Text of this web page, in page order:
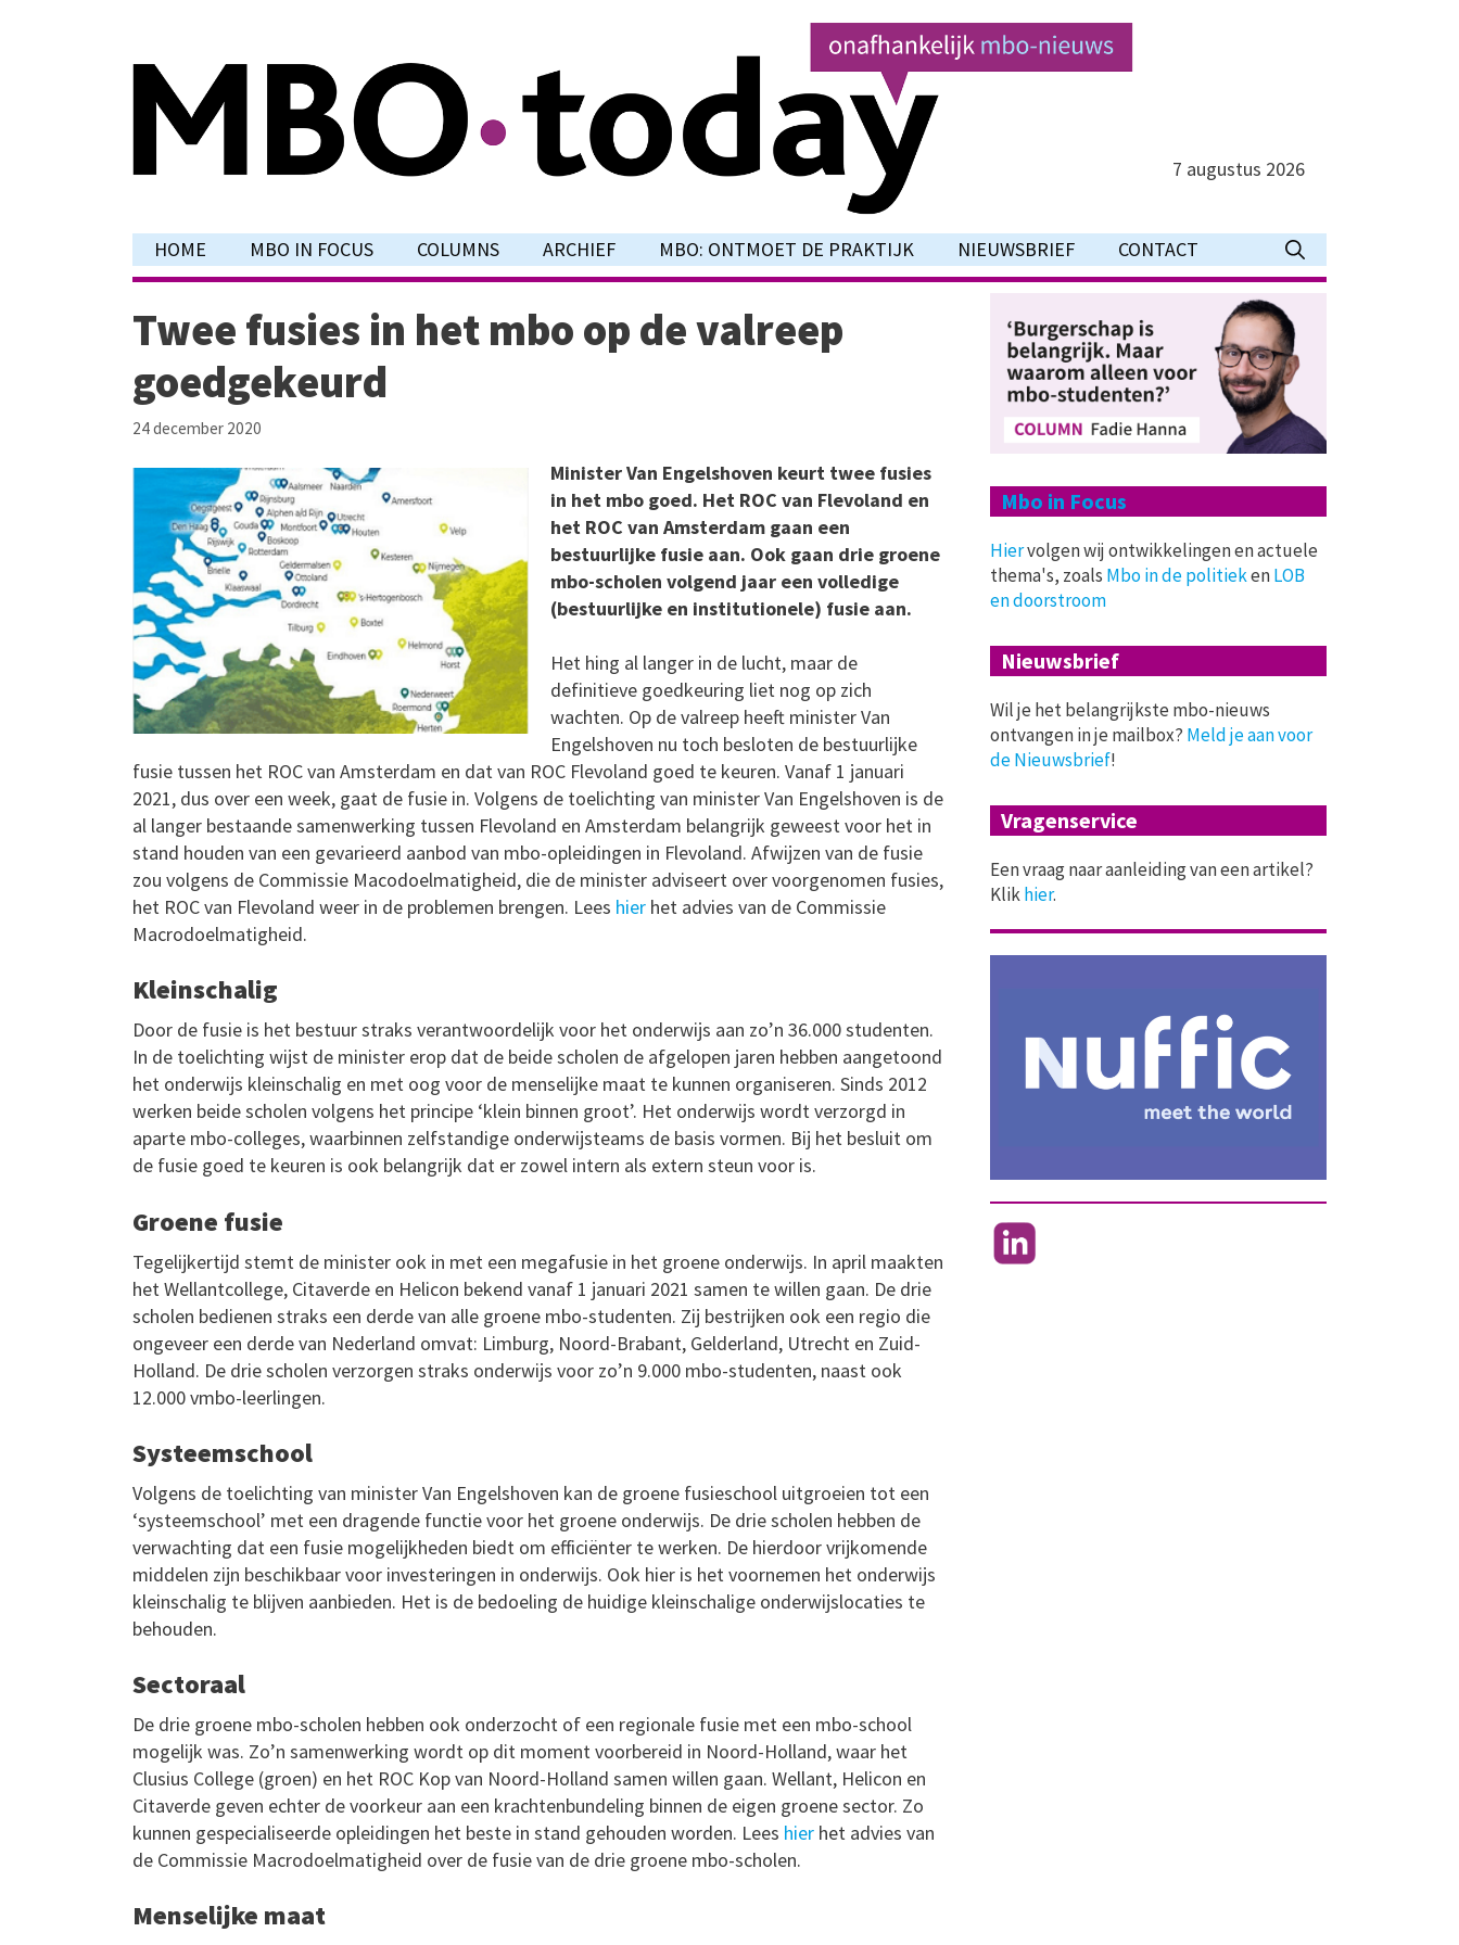
7 augustus 2026
HOME MBO IN FOCUS COLUMNS ARCHIEF MBO: ONTMOET DE PRAKTIJK NIEUWSBRIEF CONTACT
Twee fusies in het mbo op de valreep
goedgekeurd
24 december 2020
Minister Van Engelshoven keurt twee fusies
in het mbo goed. Het ROC van Flevoland en
het ROC van Amsterdam gaan een
bestuurlijke fusie aan. Ook gaan drie groene
mbo-scholen volgend jaar een volledige
(bestuurlijke en institutionele) fusie aan.
Het hing al langer in de lucht, maar de
definitieve goedkeuring liet nog op zich
wachten. Op de valreep heeft minister Van
Engelshoven nu toch besloten de bestuurlijke
fusie tussen het ROC van Amsterdam en dat van ROC Flevoland goed te keuren. Vanaf 1 januari
2021, dus over een week, gaat de fusie in. Volgens de toelichting van minister Van Engelshoven is de
al langer bestaande samenwerking tussen Flevoland en Amsterdam belangrijk geweest voor het in
stand houden van een gevarieerd aanbod van mbo-opleidingen in Flevoland. Afwijzen van de fusie
zou volgens de Commissie Macodoelmatigheid, die de minister adviseert over voorgenomen fusies,
het ROC van Flevoland weer in de problemen brengen. Lees hier het advies van de Commissie
Macrodoelmatigheid.
Kleinschalig
Door de fusie is het bestuur straks verantwoordelijk voor het onderwijs aan zo’n 36.000 studenten.
In de toelichting wijst de minister erop dat de beide scholen de afgelopen jaren hebben aangetoond
het onderwijs kleinschalig en met oog voor de menselijke maat te kunnen organiseren. Sinds 2012
werken beide scholen volgens het principe ‘klein binnen groot’. Het onderwijs wordt verzorgd in
aparte mbo-colleges, waarbinnen zelfstandige onderwijsteams de basis vormen. Bij het besluit om
de fusie goed te keuren is ook belangrijk dat er zowel intern als extern steun voor is.
Groene fusie
Tegelijkertijd stemt de minister ook in met een megafusie in het groene onderwijs. In april maakten
het Wellantcollege, Citaverde en Helicon bekend vanaf 1 januari 2021 samen te willen gaan. De drie
scholen bedienen straks een derde van alle groene mbo-studenten. Zij bestrijken ook een regio die
ongeveer een derde van Nederland omvat: Limburg, Noord-Brabant, Gelderland, Utrecht en Zuid-
Holland. De drie scholen verzorgen straks onderwijs voor zo’n 9.000 mbo-studenten, naast ook
12.000 vmbo-leerlingen.
Systeemschool
Volgens de toelichting van minister Van Engelshoven kan de groene fusieschool uitgroeien tot een
‘systeemschool’ met een dragende functie voor het groene onderwijs. De drie scholen hebben de
verwachting dat een fusie mogelijkheden biedt om efficiënter te werken. De hierdoor vrijkomende
middelen zijn beschikbaar voor investeringen in onderwijs. Ook hier is het voornemen het onderwijs
kleinschalig te blijven aanbieden. Het is de bedoeling de huidige kleinschalige onderwijslocaties te
behouden.
Sectoraal
De drie groene mbo-scholen hebben ook onderzocht of een regionale fusie met een mbo-school
mogelijk was. Zo’n samenwerking wordt op dit moment voorbereid in Noord-Holland, waar het
Clusius College (groen) en het ROC Kop van Noord-Holland samen willen gaan. Wellant, Helicon en
Citaverde geven echter de voorkeur aan een krachtenbundeling binnen de eigen groene sector. Zo
kunnen gespecialiseerde opleidingen het beste in stand gehouden worden. Lees hier het advies van
de Commissie Macrodoelmatigheid over de fusie van de drie groene mbo-scholen.
Menselijke maat
Mbo in Focus
Hiervolgen wij ontwikkelingen en actuele
thema's, zoals Mbo in de politiekenLOB
en doorstroom
Nieuwsbrief
Wil je het belangrijkste mbo-nieuws
ontvangen in je mailbox? Meld je aan voor
de Nieuwsbrief!
Vragenservice
Een vraag naar aanleiding van een artikel?
Klikhier.